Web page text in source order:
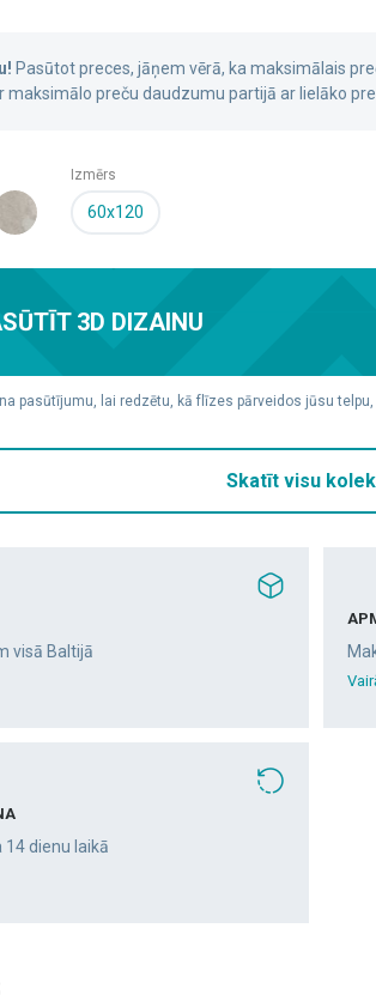
Pasūtot preces, jāņem vērā, ka maksimālais
maksimālo preču daudzumu partijā ar lielāko
Izmērs
60x120
3D DIZAINU
pasūtījumu, lai redzētu, kā flīzes pārveidos jūsu
Skatīt visu
visā Baltijā
dienu laikā